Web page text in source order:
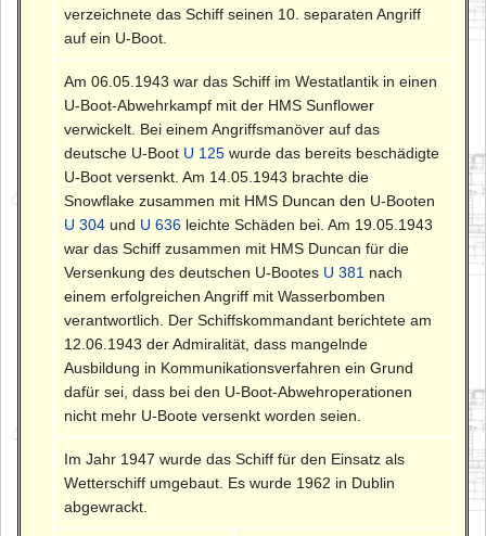
verzeichnete das Schiff seinen 10. separaten Angriff
auf ein U-Boot.
Am 06.05.1943 war das Schiff im Westatlantik in einen
U-Boot-Abwehrkampf mit der HMS Sunflower
verwickelt. Bei einem Angriffsmanöver auf das
deutsche U-Boot U 125 wurde das bereits beschädigte
U-Boot versenkt. Am 14.05.1943 brachte die
Snowflake zusammen mit HMS Duncan den U-Booten
U 304 und U 636 leichte Schäden bei. Am 19.05.1943
war das Schiff zusammen mit HMS Duncan für die
Versenkung des deutschen U-Bootes U 381 nach
einem erfolgreichen Angriff mit Wasserbomben
verantwortlich. Der Schiffskommandant berichtete am
12.06.1943 der Admiralität, dass mangelnde
Ausbildung in Kommunikationsverfahren ein Grund
dafür sei, dass bei den U-Boot-Abwehroperationen
nicht mehr U-Boote versenkt worden seien.
Im Jahr 1947 wurde das Schiff für den Einsatz als
Wetterschiff umgebaut. Es wurde 1962 in Dublin
abgewrackt.